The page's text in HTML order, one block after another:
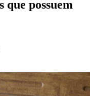
que possuem